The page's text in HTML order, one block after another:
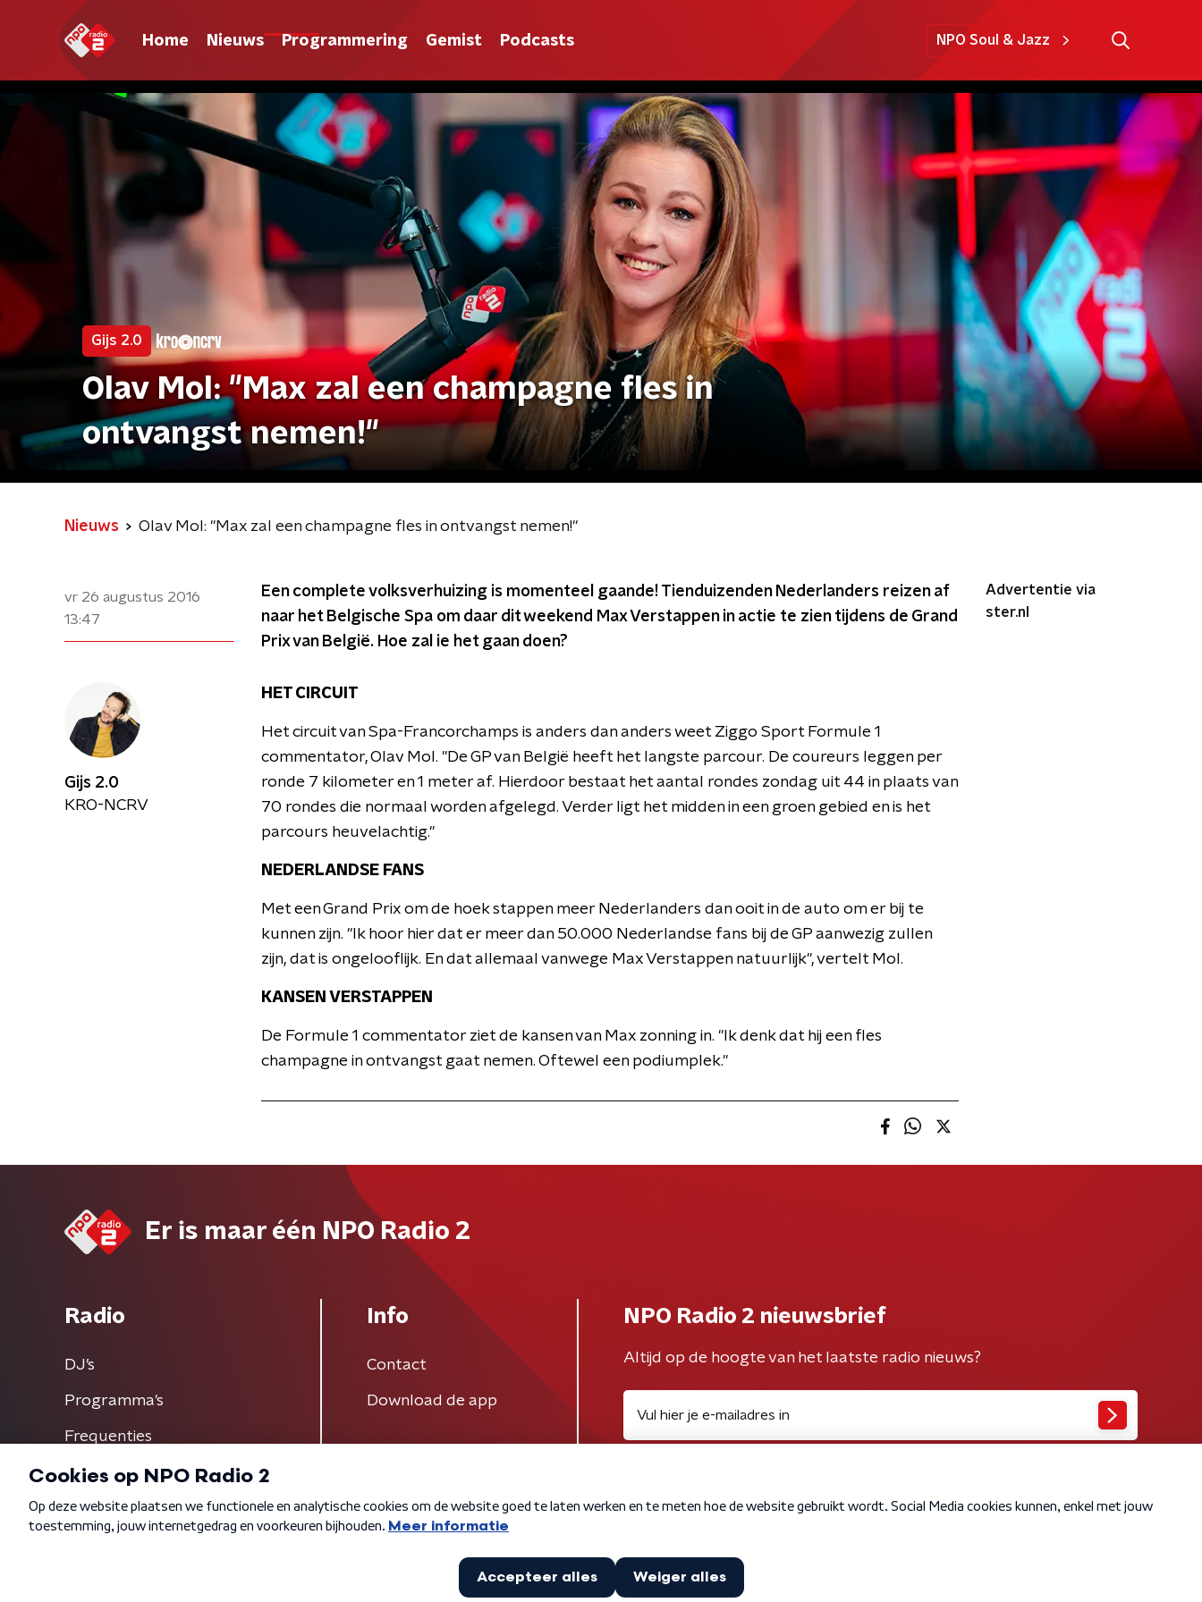
Home Nieuws Programmering Gemist Podcasts NPO Soul & Jazz
Gijs 2.0
Olav Mol: "Max zal een champagne fles in
ontvangst nemen!"
Nieuws Olav Mol: "Max zal een champagne fles in ontvangst nemen!"
vr 26 augustus 2016
13:47
Een complete volksverhuizing is momenteel gaande! Tienduizenden Nederlanders reizen af
naar het Belgische Spa om daar dit weekend Max Verstappen in actie te zien tijdens de Grand
Prix van België. Hoe zal ie het gaan doen?
HET CIRCUIT
Het circuit van Spa-Francorchamps is anders dan anders weet Ziggo Sport Formule 1
commentator, Olav Mol. "De GP van België heeft het langste parcour. De coureurs leggen per
ronde 7 kilometer en 1 meter af. Hierdoor bestaat het aantal rondes zondag uit 44 in plaats van
70 rondes die normaal worden afgelegd. Verder ligt het midden in een groen gebied en is het
parcours heuvelachtig."
NEDERLANDSE FANS
Met een Grand Prix om de hoek stappen meer Nederlanders dan ooit in de auto om er bij te
kunnen zijn. "Ik hoor hier dat er meer dan 50.000 Nederlandse fans bij de GP aanwezig zullen
zijn, dat is ongelooflijk. En dat allemaal vanwege Max Verstappen natuurlijk", vertelt Mol.
KANSEN VERSTAPPEN
De Formule 1 commentator ziet de kansen van Max zonning in. "Ik denk dat hij een fles
champagne in ontvangst gaat nemen. Oftewel een podiumplek."
Advertentie via
ster.nl
Gijs 2.0
KRO-NCRV
Er is maar één NPO Radio 2
Radio
DJ’s
Programma's
Frequenties
Info
Contact
Download de app
NPO Radio 2 nieuwsbrief
Altijd op de hoogte van het laatste radio nieuws?
Algemene voorwaarden Privacybeleid